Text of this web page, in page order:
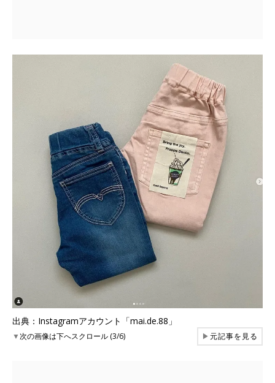
出典：Instagramアカウント「mai.de.88」
▼次の画像は下へスクロール (3/6) ▶元記事を見る